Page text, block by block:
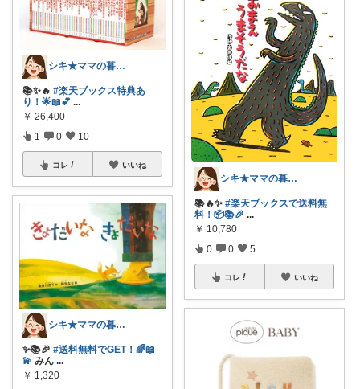
シキ★ママの暮らし、キッズ
📚✨🔥 #楽天ブックス特典あ
り！🌟📖💕 ...
￥ 26,400
1 0 10
コレ いいね
シキ★ママの暮らし、キッズ
✨📚🎉 #送料無料でGET！🌈📖
💫 みん ...
￥ 1,320
シキ★ママの暮らし、キッズ
📚🔥✨ #楽天ブックスで送料無
料！📦📚🎉 ...
￥ 10,780
0 0 5
コレ いいね